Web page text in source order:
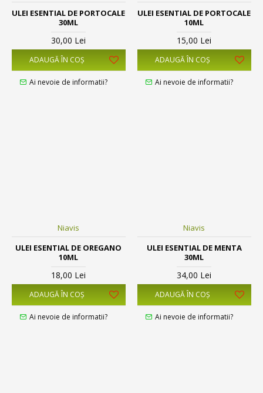
ULEI ESENTIAL DE PORTOCALE
30ML
30,00 Lei
ADAUGĂ ÎN COŞ
Ai nevoie de informatii?
ULEI ESENTIAL DE PORTOCALE
10ML
15,00 Lei
ADAUGĂ ÎN COŞ
Ai nevoie de informatii?
Niavis
ULEI ESENTIAL DE OREGANO
10ML
18,00 Lei
ADAUGĂ ÎN COŞ
Ai nevoie de informatii?
Niavis
ULEI ESENTIAL DE MENTA
30ML
34,00 Lei
ADAUGĂ ÎN COŞ
Ai nevoie de informatii?